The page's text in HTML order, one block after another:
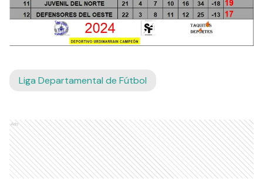
Liga Departamental de Fútbol
Ads